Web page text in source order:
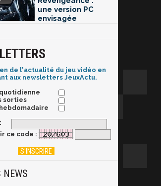
une version PC
envisagée
de l'actualité du jeu vidéo en
aux newsletters JeuxActu.
sorties
ce code :
NEWS